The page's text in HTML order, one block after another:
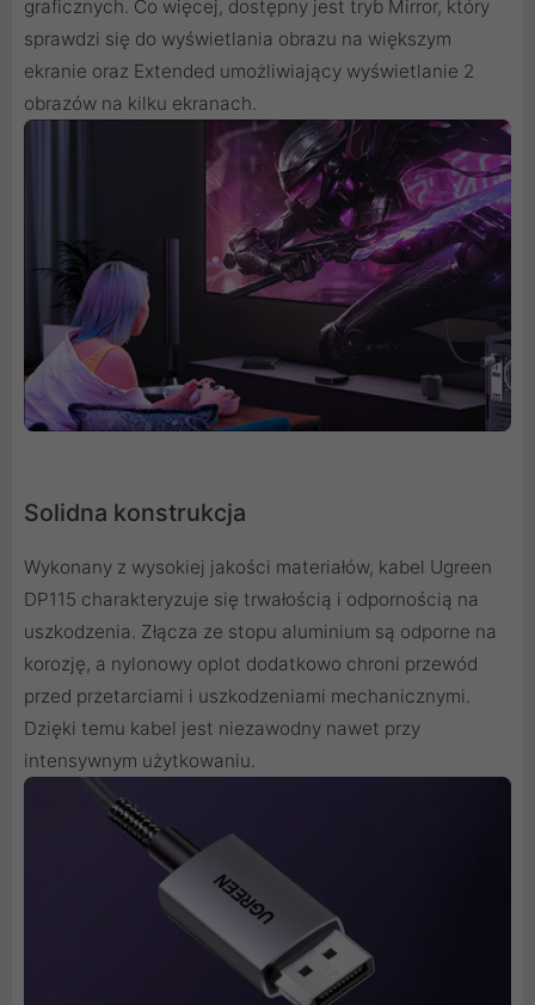
graficznych. Co więcej, dostępny jest tryb Mirror, który
sprawdzi się do wyświetlania obrazu na większym
ekranie oraz Extended umożliwiający wyświetlanie 2
obrazów na kilku ekranach.
Solidna konstrukcja
Wykonany z wysokiej jakości materiałów, kabel Ugreen
DP115 charakteryzuje się trwałością i odpornością na
uszkodzenia. Złącza ze stopu aluminium są odporne na
korozję, a nylonowy oplot dodatkowo chroni przewód
przed przetarciami i uszkodzeniami mechanicznymi.
Dzięki temu kabel jest niezawodny nawet przy
intensywnym użytkowaniu.